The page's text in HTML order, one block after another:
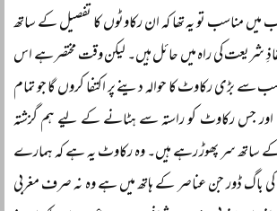
مناسب تو یہ تھا کہ ان رکاوٹوں کا تفصیل کے ساتھ
نفاذِ شریعت کی راہ میں حائل ہیں۔ لیکن وقت مختصر ہے اس
سے بڑی رکاوٹ کا حوالہ دینے پر اکتفا کروں گا جو تمام
جس رکاوٹ کو راستہ سے ہٹانے کے لیے ہم گزشتہ
ساتھ سر پھوڑ رہے ہیں۔ وہ رکاوٹ یہ ہے کہ ہمارے
باگ ڈور جن عناصر کے ہاتھ میں ہے وہ نہ صرف مغربی